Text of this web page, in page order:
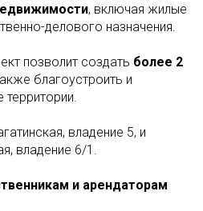
, включая жилые
делового назначения.
позволит создать более 2
благоустроить и
владение 5, и
владение 6/1.
и арендаторам